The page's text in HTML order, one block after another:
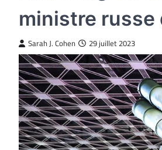
ministre russe
Sarah J. Cohen 29 juillet 2023